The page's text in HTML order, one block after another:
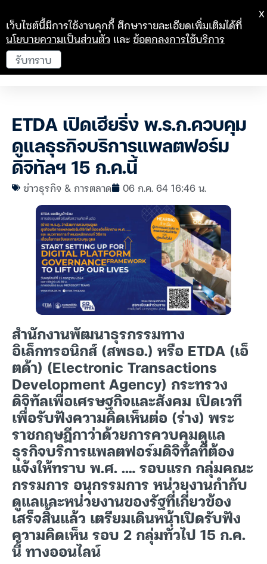
ETDA เปิดเฮียริ่ง พ.ร.ก.ควบคุม
ดูแลธุรกิจบริการแพลตฟอร์ม
ดิจิทัลฯ 15 ก.ค.นี้
ข่าวธุรกิจ & การตลาด 06 ก.ค. 64 16:46 น.
สำนักงานพัฒนาธุรกรรมทาง
อิเล็กทรอนิกส์ (สพธอ.) หรือ ETDA (เอ็
ตด้า) (Electronic Transactions
Development Agency) กระทรวง
ดิจิทัลเพื่อเศรษฐกิจและสังคม เปิดเวที
เพื่อรับฟังความคิดเห็นต่อ (ร่าง) พระ
ราชกฤษฎีกาว่าด้วยการควบคุมดูแล
ธุรกิจบริการแพลตฟอร์มดิจิทัลที่ต้อง
แจ้งให้ทราบ พ.ศ. .… รอบแรก กลุ่มคณะ
กรรมการ อนุกรรมการ หน่วยงานกำกับ
ดูแลและหน่วยงานของรัฐที่เกี่ยวข้อง
เสร็จสิ้นแล้ว เตรียมเดินหน้าเปิดรับฟัง
ความคิดเห็น รอบ 2 กลุ่มทั่วไป 15 ก.ค.
นี้ ทางออนไลน์
เว็บไซต์นี้มีการใช้งานคุกกี้ ศึกษารายละเอียดเพิ่มเติมได้ที่
นโยบายความเป็นส่วนตัว และข้อตกลงการใช้บริการ
รับทราบ
X